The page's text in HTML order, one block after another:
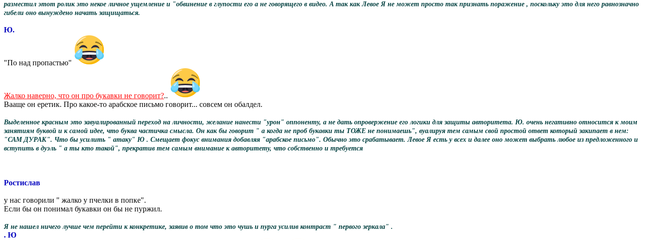
разместил этот ролик это некое личное ущемление и "обвинение в глупости его а не говорящего в видео. А так как Левое Я не может просто так признать поражение , поскольку это для него равнозначно
гибели оно вынуждено начать защищаться.
Ю.
"По над пропастью"
Жалко наверно, что он про букавки не говорит?..
Вааще он еретик. Про какое-то арабское письмо говорит... совсем он обалдел.
Выделенное красным это завуалированный переход на личности, желание нанести "урон" оппоненту, а не дать опровержение его логики для защиты авторитета. Ю. очень негативно относится к моим
занятиям буквой и к самой идее, что буква частичка смысла. Он как бы говорит " а когда не проб букавки ты ТОЖЕ не понимаешь", вуалируя тем самым свой простой ответ который закипает в нем:
"САМ ДУРАК". Что бы усилить " атаку" Ю . Смещает фокус внимания добавляя "арабское письмо". Обычно это срабатывает. Левое Я есть у всех и далее оно может выбрать любое из предложенного и
вступить в дуэль " а ты кто такой", прекратив тем самым внимание к авторитету, что собственно и требуется
Ростислав
у нас говорили " жалко у пчелки в попке".
Если бы он понимал букавки он бы не пуржил.
Я не нашел ничего лучше чем перейти к конкретике, заявив о том что это чушь и пурга усилив контраст " первого зеркала" .
. Ю